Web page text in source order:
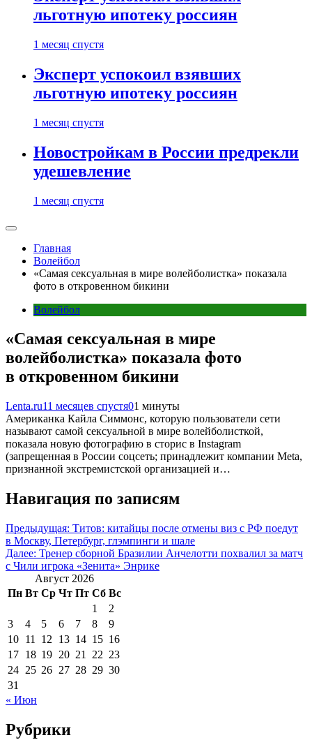
льготную ипотеку россиян
1 месяц спустя
Эксперт успокоил взявших
льготную ипотеку россиян
1 месяц спустя
Новостройкам в России предрекли
удешевление
1 месяц спустя
Главная
Волейбол
«Самая сексуальная в мире волейболистка» показала
фото в откровенном бикини
Волейбол
«Самая сексуальная в мире
волейболистка» показала фото
в откровенном бикини
Lenta.ru11 месяцев спустя01 минуты
Американка Кайла Симмонс, которую пользователи сети
называют самой сексуальной в мире волейболисткой,
показала новую фотографию в сторис в Instagram
(запрещенная в России соцсеть; принадлежит компании Meta,
признанной экстремистской организацией и…
Навигация по записям
Предыдущая: Титов: китайцы после отмены виз с РФ поедут
в Москву, Петербург, глэмпинги и шале
Далее: Тренер сборной Бразилии Анчелотти похвалил за матч
с Чили игрока «Зенита» Энрике
Август 2026
Пн Вт Ср Чт Пт Сб Вс
1
2
3
4 5 6 7 8
9
10 11 12 13 14 15 16
17 18 19 20 21 22 23
24 25 26 27 28 29 30
31
« Июн
Рубрики